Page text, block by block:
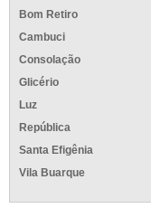
Bom Retiro
Cambuci
Consolação
Glicério
Luz
República
Santa Efigênia
Vila Buarque